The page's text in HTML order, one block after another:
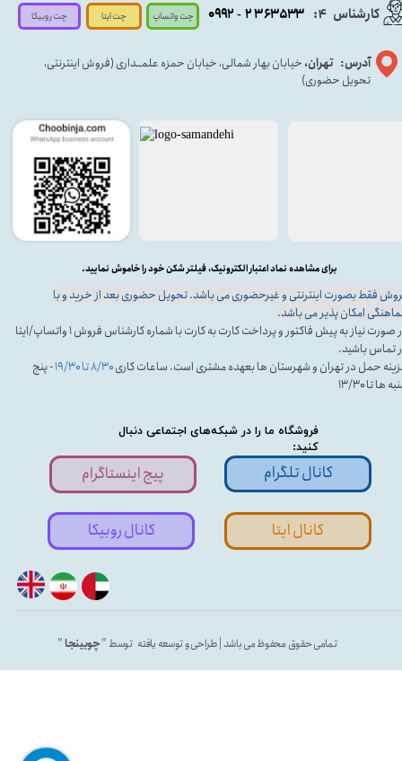
فروشگاه ما را در شبکه‌های اجتماعی دنبال
کنید:
تمامی حقوق محفوظ می باشد | طراحی و توسعه یافته توسط "چوبینجا"
آدرس: تهران، خیابان بهار شمالی، خیابان حمزه علمــداری (فروش اینترنتی،
تحویل حضوری)
فقط بصورت اینترنتی و غیرحضوری می باشد. تحویل حضوری بعد از خرید و با
امکان پذیر می باشد.
در صورت نیاز به پیش فاکتور و پرداخت کارت به کارت با شماره کارشناس فروش ۱ واتساپ/ایتا
تماس باشید.
حمل در تهران و شهرستان ها بعهده مشتری است. ساعات کاری۸/۳۰ تا ۱۹/۳۰
- پنج
ها تا ۱۳/۳۰
برای مشاهده نماد اعتبار الکترونیک، فیلتر شکن خود را خاموش نمایید.
پیج اینستاگرام کانال تلگرام
کانال ایتا کانال روبیکا
کارشناس 4
: ۲۳۶۳۵۳۳ - ۰۹۹۲ چت واتساپ چت ایتا چت روبیکا